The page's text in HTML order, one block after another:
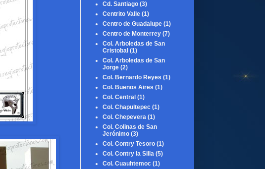
Cd. Santiago (3)
Centrito Valle (1)
Centro de Guadalupe (1)
Centro de Monterrey (7)
Col. Arboledas de San
Cristobal (1)
Col. Arboledas de San
Jorge (2)
Col. Bernardo Reyes (1)
Col. Buenos Aires (1)
Col. Central (1)
Col. Chapultepec (1)
Col. Chepevera (1)
Col. Colinas de San
Jerónimo (3)
Col. Contry Tesoro (1)
Col. Contry la Silla (5)
Col. Cuauhtemoc (1)